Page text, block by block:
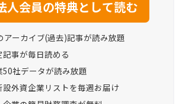
アーカイブ(過去)記事が読み放題
事が毎日読める
50社データが読み放題
設外資企業リストを毎週お届け